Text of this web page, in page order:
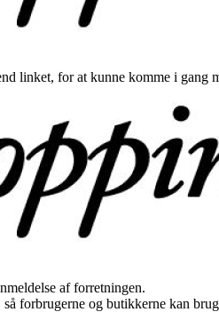
linket, for at kunne komme i gang
af forretningen.
forbrugerne og butikkerne kan